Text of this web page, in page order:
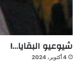
شيوعيو البقايا…!
4 أكتوبر، 2024